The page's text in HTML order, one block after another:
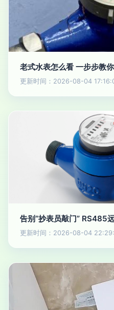
老式水表怎么看 一步步教
更新时间：2026-08-04
告别“抄表员敲门” RS485
更新时间：2026-08-04